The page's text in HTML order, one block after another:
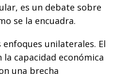
es un debate sobre
se la encuadra.
unilaterales. El
capacidad económica
una brecha